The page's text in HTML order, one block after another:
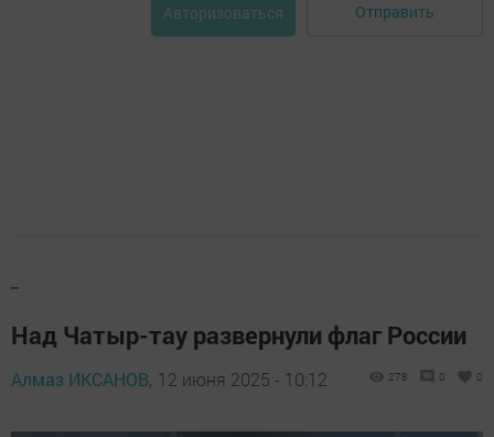
Авторизоваться Отправить
Над Чатыр-тау развернули флаг России
Алмаз ИКСАНОВ, 12 июня 2025 - 10:12 278 0 0